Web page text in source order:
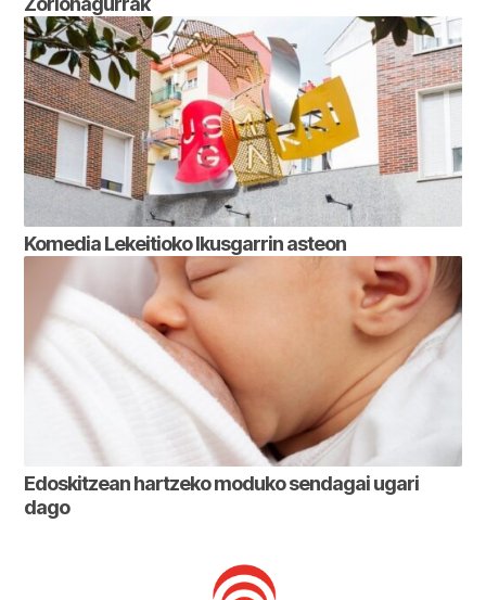
Komedia Lekeitioko Ikusgarrin asteon
Edoskitzean hartzeko moduko sendagai ugari
dago